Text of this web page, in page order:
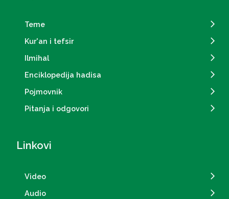
Teme
Kur'an i tefsir
Ilmihal
Enciklopedija hadisa
Pojmovnik
Pitanja i odgovori
Linkovi
Video
Audio